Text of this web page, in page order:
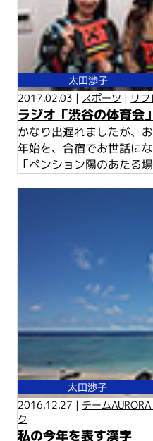
太田渉子
2017.02.03 | スポーツ | リフ
ラジオ「渋谷の体育会
かなり出遅れましたが、
年始を、合宿でお世話に
「ペンション陽のあたる
太田渉子
2016.12.27 | チーム
ク
私の今年を表す漢字